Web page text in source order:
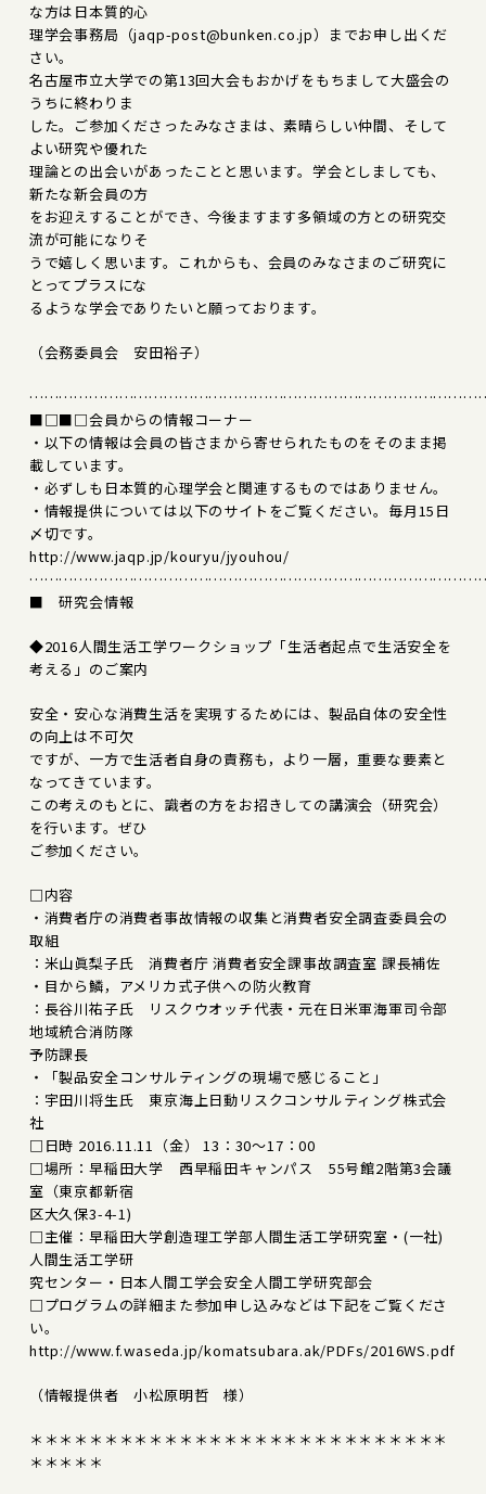
な方は日本質的心
理学会事務局（jaqp-post@bunken.co.jp）までお申し出くだ
さい。
名古屋市立大学での第13回大会もおかげをもちまして大盛会の
うちに終わりま
した。ご参加くださったみなさまは、素晴らしい仲間、そして
よい研究や優れた
理論との出会いがあったことと思います。学会としましても、
新たな新会員の方
をお迎えすることができ、今後ますます多領域の方との研究交
流が可能になりそ
うで嬉しく思います。これからも、会員のみなさまのご研究に
とってプラスにな
るような学会でありたいと願っております。
（会務委員会 安田裕子）
■□■□会員からの情報コーナー
・以下の情報は会員の皆さまから寄せられたものをそのまま掲
載しています。
・必ずしも日本質的心理学会と関連するものではありません。
・情報提供については以下のサイトをご覧ください。毎月15日
〆切です。
http://www.jaqp.jp/kouryu/jyouhou/
■ 研究会情報
◆2016人間生活工学ワークショップ「生活者起点で生活安全を
考える」のご案内
安全・安心な消費生活を実現するためには、製品自体の安全性
の向上は不可欠
ですが、一方で生活者自身の責務も，より一層，重要な要素と
なってきています。
この考えのもとに、識者の方をお招きしての講演会（研究会）
を行います。ぜひ
ご参加ください。
□内容
・消費者庁の消費者事故情報の収集と消費者安全調査委員会の
取組
：米山眞梨子氏 消費者庁 消費者安全課事故調査室 課長補佐
・目から鱗，アメリカ式子供への防火教育
：長谷川祐子氏 リスクウオッチ代表・元在日米軍海軍司令部
地域統合消防隊
予防課長
・「製品安全コンサルティングの現場で感じること」
：宇田川将生氏 東京海上日動リスクコンサルティング株式会
社
□日時 2016.11.11（金） 13：30～17：00
□場所：早稲田大学 西早稲田キャンパス 55号館2階第3会議
室（東京都新宿
区大久保3-4-1)
□主催：早稲田大学創造理工学部人間生活工学研究室・(一社)
人間生活工学研
究センター・日本人間工学会安全人間工学研究部会
□プログラムの詳細また参加申し込みなどは下記をご覧くださ
い。
http://www.f.waseda.jp/komatsubara.ak/PDFs/2016WS.pdf
（情報提供者 小松原明哲 様）
＊＊＊＊＊＊＊＊＊＊＊＊＊＊＊＊＊＊＊＊＊＊＊＊＊＊＊＊
＊＊＊＊＊